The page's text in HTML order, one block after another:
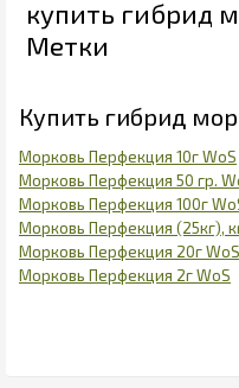
купить гибрид
Метки
Купить гибрид
Морковь Перфекция 10г WoS
Морковь Перфекция 50 гр.
Морковь Перфекция 100г
Морковь Перфекция (25кг),
Морковь Перфекция 20г WoS
Морковь Перфекция 2г WoS